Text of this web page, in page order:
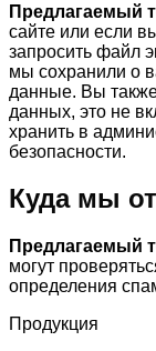
Предлагаемый
сайте или если
запросить файл
мы сохранили о
данные. Вы
данных, это не
хранить в
безопасности.
Куда мы
Предлагаемый
могут
определения
Продукция